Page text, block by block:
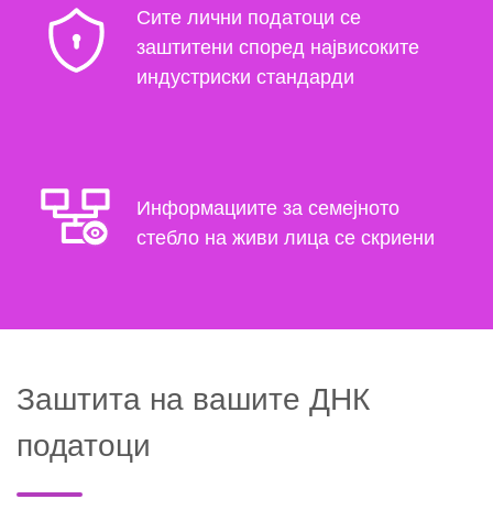
Сите лични податоци се
заштитени според највисоките
индустриски стандарди
Информациите за семејното
стебло на живи лица се скриени
Заштита на вашите ДНК
податоци